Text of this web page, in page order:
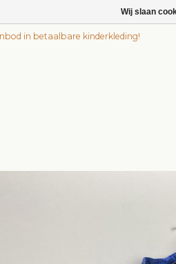
in betaalbare kinderkleding!
Wij slaan